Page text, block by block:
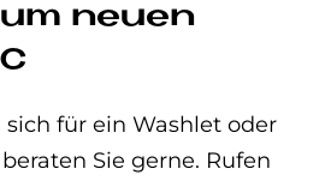
neuen
sich für ein Washlet oder
Sie gerne. Rufen